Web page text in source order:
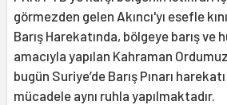
görmezden gelen Akıncı'yı esefle
Barış Harekatında, bölgeye barış
amacıyla yapılan Kahraman
bugün Suriye’de Barış Pınarı
mücadele aynı ruhla yapılmaktadır.